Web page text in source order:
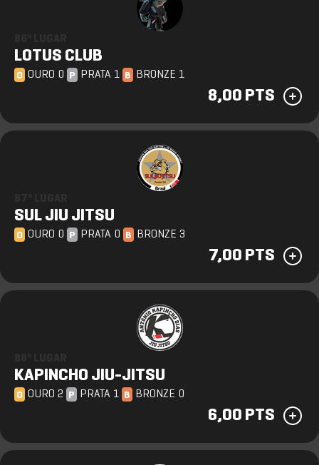
LOTUS CLUB
O OURO 0 P PRATA 1 B BRONZE 1
8,00 PTS
SUL JIU JITSU
O OURO 0 P PRATA 0 B BRONZE 3
7,00 PTS
KAPINCHO JIU-JITSU
O OURO 2 P PRATA 1 B BRONZE 0
6,00 PTS